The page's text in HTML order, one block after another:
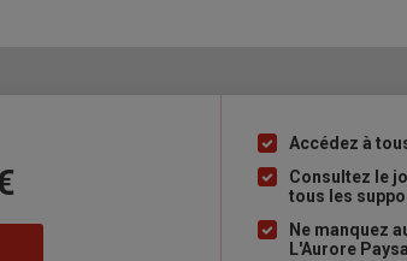
Liste
à
puce
Accédez à
Consultez le
tous les
Ne manquez
L'Aurore